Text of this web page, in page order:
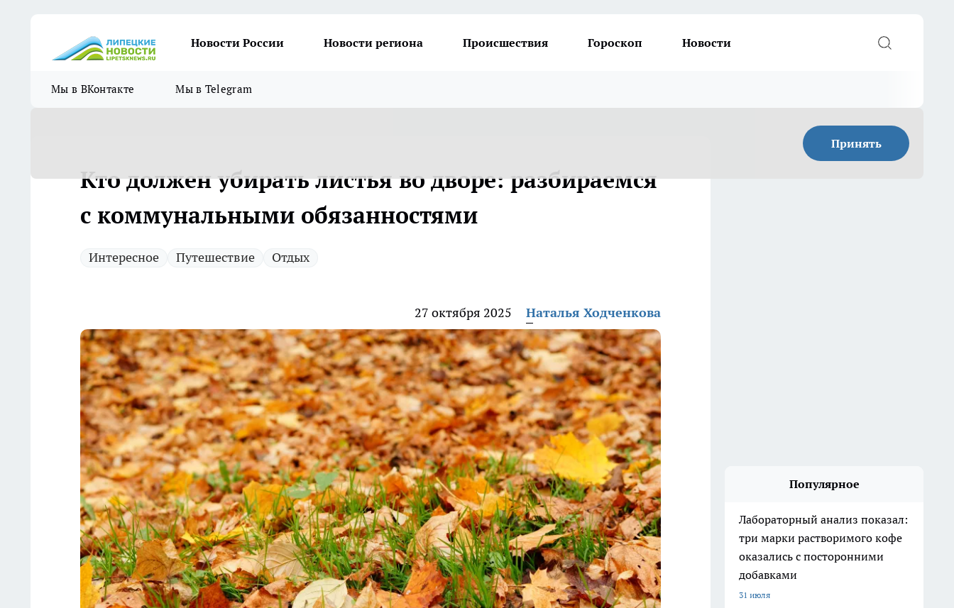
Новости России Новости региона Происшествия Гороскоп Новости
Мы в ВКонтакте Мы в Telegram
Принять
Кто должен убирать листья во дворе: разбираемся
с коммунальными обязанностями
Интересное Путешествие Отдых
27 октября 2025 Наталья Ходченкова
Популярное
Лабораторный анализ показал:
три марки растворимого кофе
оказались с посторонними
добавками
31 июля